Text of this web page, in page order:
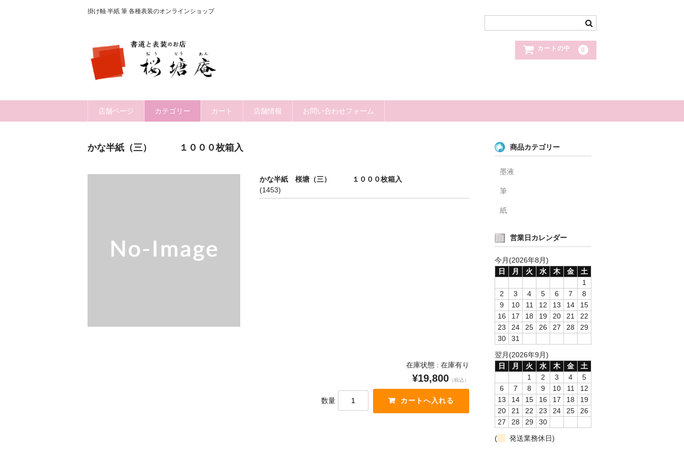
掛け軸 半紙 筆 各種表装のオンラインショップ
カートの中 0
店舗ページ カテゴリー カート 店舗情報 お問い合わせフォーム
かな半紙（三） １０００枚箱入
かな半紙 桜塘（三） １０００枚箱入
(1453)
在庫状態 : 在庫有り
¥19,800 （税込）
数量
商品カテゴリー
墨液
筆
紙
営業日カレンダー
今月(2026年8月)
日
月 火 水 木 金
土
1
2
3 4 5 6 7
8
9
10 11 12 13 14
15
16
17 18 19 20 21
22
23
24 25 26 27 28
29
30
31
翌月(2026年9月)
日
月 火 水 木 金
土
1
2 3 4
5
6
7 8 9 10 11
12
13
14 15 16 17 18
19
20
21 22 23 24 25
26
27
28 29
30
(
発送業務休日)